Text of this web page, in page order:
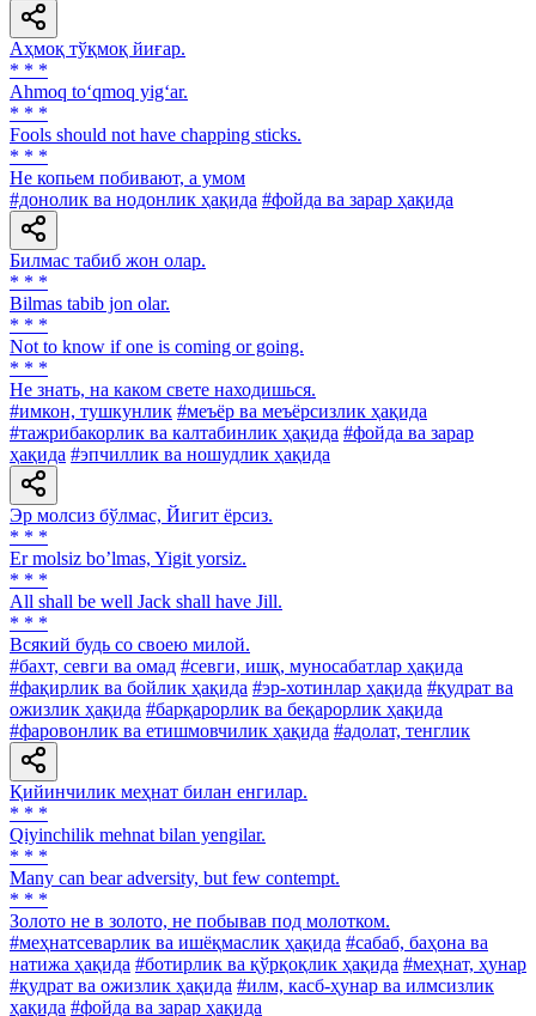
Аҳмоқ тўқмоқ йиғар.
* * *
Ahmoq to‘qmoq yig‘ar.
* * *
Fools should not have chapping sticks.
* * *
He копьем побивают, а умом
#донолик ва нодонлик ҳақида #фойда ва зарар ҳақида
Билмас табиб жон олар.
* * *
Bilmas tabib jon olar.
* * *
Not to know if one is coming or going.
* * *
He знать, на каком свете находишься.
#имкон, тушкунлик #меъёр ва меъёрсизлик ҳақида
#тажрибакорлик ва калтабинлик ҳақида #фойда ва зарар
ҳақида #эпчиллик ва ношудлик ҳақида
Эр молсиз бўлмас, Йигит ёрсиз.
* * *
Er molsiz boʼlmas, Yigit yorsiz.
* * *
All shall be well Jack shall have Jill.
* * *
Всякий будь со своею милой.
#бахт, севги ва омад #севги, ишқ, муносабатлар ҳақида
#фақирлик ва бойлик ҳақида #эр-хотинлар ҳақида #қудрат ва
ожизлик ҳақида #барқарорлик ва беқарорлик ҳақида
#фаровонлик ва етишмовчилик ҳақида #адолат, тенглик
Қийинчилик меҳнат билан енгилар.
* * *
Qiyinchilik mehnat bilan yengilar.
* * *
Many can bear adversity, but few contempt.
* * *
Золото не в золото, не побывав под молотком.
#меҳнатсеварлик ва ишёқмаслик ҳақида #сабаб, баҳона ва
натижа ҳақида #ботирлик ва қўрқоқлик ҳақида #меҳнат, ҳунар
#қудрат ва ожизлик ҳақида #илм, касб-ҳунар ва илмсизлик
ҳақида #фойда ва зарар ҳақида